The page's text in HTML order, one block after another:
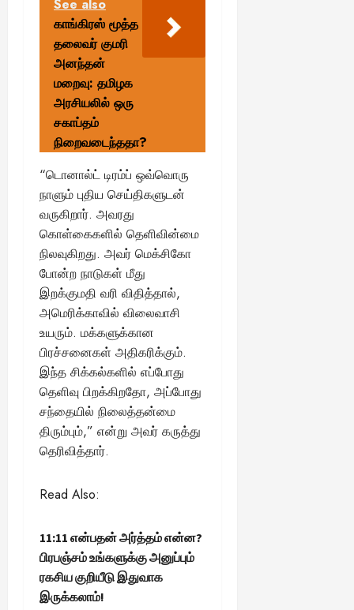
See also
காங்கிரஸ் மூத்த
தலைவர் குமரி
அனந்தன்
மறைவு: தமிழக
அரசியலில் ஒரு
சகாப்தம்
நிறைவடைந்ததா?
“டொனால்ட் டிரம்ப் ஒவ்வொரு
நாளும் புதிய செய்திகளுடன்
வருகிறார். அவரது
கொள்கைகளில் தெளிவின்மை
நிலவுகிறது. அவர் மெக்சிகோ
போன்ற நாடுகள் மீது
இறக்குமதி வரி விதித்தால்,
அமெரிக்காவில் விலைவாசி
உயரும். மக்களுக்கான
பிரச்சனைகள் அதிகரிக்கும்.
இந்த சிக்கல்களில் எப்போது
தெளிவு பிறக்கிறதோ, அப்போது
சந்தையில் நிலைத்தன்மை
திரும்பும்,” என்று அவர் கருத்து
தெரிவித்தார்.
Read Also:
11:11 என்பதன் அர்த்தம் என்ன?
பிரபஞ்சம் உங்களுக்கு அனுப்பும்
ரகசிய குறியீடு இதுவாக
இருக்கலாம்!